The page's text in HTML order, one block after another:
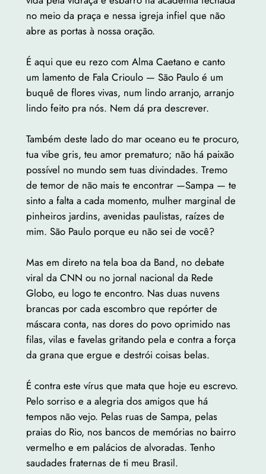
no meio da praça e nessa igreja infiel que não
abre as portas à nossa oração.
É aqui que eu rezo com Alma Caetano e canto
um lamento de Fala Crioulo — São Paulo é um
buquê de flores vivas, num lindo arranjo, arranjo
lindo feito pra nós. Nem dá pra descrever.
Também deste lado do mar oceano eu te procuro,
tua vibe gris, teu amor prematuro; não há paixão
possível no mundo sem tuas divindades. Tremo
de temor de não mais te encontrar —Sampa — te
sinto a falta a cada momento, mulher marginal de
pinheiros jardins, avenidas paulistas, raízes de
mim. São Paulo porque eu não sei de você?
Mas em direto na tela boa da Band, no debate
viral da CNN ou no jornal nacional da Rede
Globo, eu logo te encontro. Nas duas nuvens
brancas por cada escombro que repórter de
máscara conta, nas dores do povo oprimido nas
filas, vilas e favelas gritando pela e contra a força
da grana que ergue e destrói coisas belas.
É contra este vírus que mata que hoje eu escrevo.
Pelo sorriso e a alegria dos amigos que há
tempos não vejo. Pelas ruas de Sampa, pelas
praias do Rio, nos bancos de memórias no bairro
vermelho e em palácios de alvoradas. Tenho
saudades fraternas de ti meu Brasil.